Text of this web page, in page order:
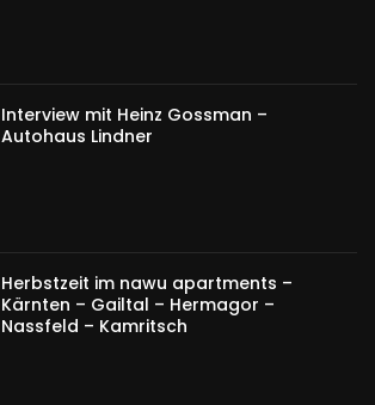
Interview mit Heinz Gossman –
Autohaus Lindner
Herbstzeit im nawu apartments –
Kärnten – Gailtal – Hermagor –
Nassfeld – Kamritsch